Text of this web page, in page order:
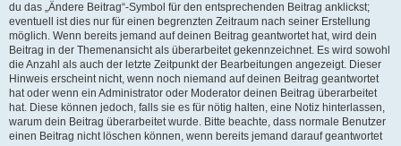
du das „Ändere Beitrag“-Symbol für den entsprechenden Beitrag anklickst;
eventuell ist dies nur für einen begrenzten Zeitraum nach seiner Erstellung
möglich. Wenn bereits jemand auf deinen Beitrag geantwortet hat, wird dein
Beitrag in der Themenansicht als überarbeitet gekennzeichnet. Es wird sowohl
die Anzahl als auch der letzte Zeitpunkt der Bearbeitungen angezeigt. Dieser
Hinweis erscheint nicht, wenn noch niemand auf deinen Beitrag geantwortet
hat oder wenn ein Administrator oder Moderator deinen Beitrag überarbeitet
hat. Diese können jedoch, falls sie es für nötig halten, eine Notiz hinterlassen,
warum dein Beitrag überarbeitet wurde. Bitte beachte, dass normale Benutzer
einen Beitrag nicht löschen können, wenn bereits jemand darauf geantwortet